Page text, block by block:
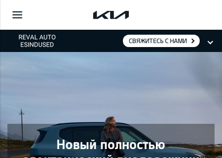
СВЯЖИТЕСЬ С НАМИ
Новый полностью